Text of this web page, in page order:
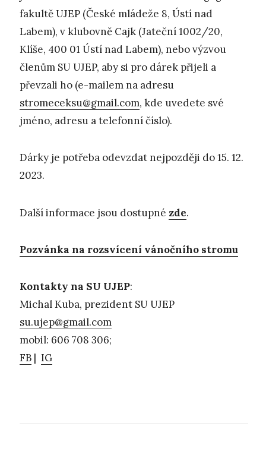
fakultě UJEP (České mládeže 8, Ústí nad
Labem), v klubovně Cajk (Jateční 1002/20,
Klíše, 400 01 Ústí nad Labem), nebo výzvou
členům SU UJEP, aby si pro dárek přijeli a
převzali ho (e-mailem na adresu
stromeceksu@gmail.com, kde uvedete své
jméno, adresu a telefonní číslo).
Dárky je potřeba odevzdat nejpozději do 15. 12.
2023.
Další informace jsou dostupné zde.
Pozvánka na rozsvícení vánočního stromu
Kontakty na SU UJEP:
Michal Kuba, prezident SU UJEP
su.ujep@gmail.com
mobil: 606 708 306;
FB | IG